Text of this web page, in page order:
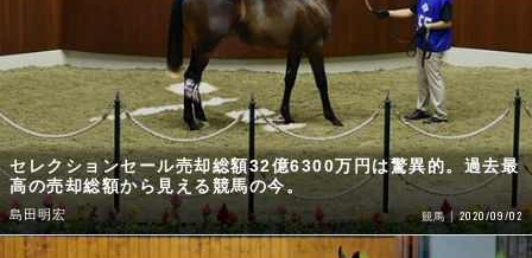
セレクションセール売却総額32億6300万円は驚異的。過去最
高の売却総額から見える競馬の今。
島田明宏 競馬 2020/09/02